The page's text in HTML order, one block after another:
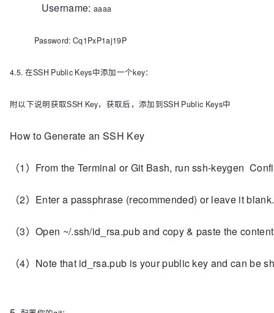
Username:aaaa
Password:Cq1PxP1aj19P
4.5. 在SSH Public Keys中添加一个key：
附以下说明获取SSH Key，获取后，添加到SSH Public Keys中
How to Generate an SSH Key
（1）From the Terminal or Git Bash, run ssh-keygen
（2）Enter a passphrase (recommended) or leave it
（3）Open ~/.ssh/id_rsa.pub and copy & paste the
（4）Note that id_rsa.pub is your public key and can be